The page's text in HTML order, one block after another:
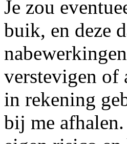
Je zou
buik, en deze
verstevigen of
in rekening
bij me